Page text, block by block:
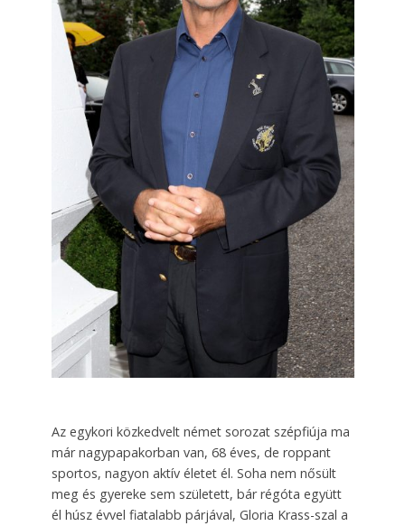
Az egykori közkedvelt német sorozat szépfiúja ma
már nagypapakorban van, 68 éves, de roppant
sportos, nagyon aktív életet él. Soha nem nősült
meg és gyereke sem született, bár régóta együtt
él húsz évvel fiatalabb párjával, Gloria Krass-szal a